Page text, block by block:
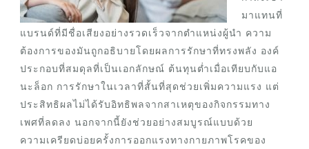
มาแทนที่
แบรนด์ที่มีชื่อเสียงอย่างรวดเร็วจากตำแหน่งผู้นำ ความ
ต้องการของมันถูกอธิบายโดยผลการรักษาที่ทรงพลัง องค์
ประกอบที่สมดุลที่เป็นเอกลักษณ์ ต้นทุนต่ำเมื่อเทียบกับแอ
นะล็อก การรักษาในเวลาที่สั้นที่สุดช่วยเพิ่มความแรง แต่
ประสิทธิผลไม่ได้รับอิทธิพลจากสาเหตุของกิจกรรมทาง
เพศที่ลดลง นอกจากนี้ยังช่วยอย่างสมบูรณ์แบบด้วย
ความเครียดบ่อยครั้งการออกแรงทางกายภาพโรคของ